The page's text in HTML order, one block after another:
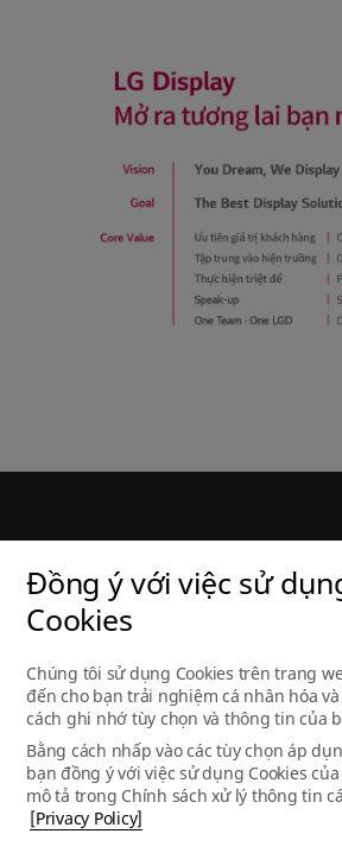
Chính sách xử lý thông tin cá nhân
Hỏi đáp/Đề xuất
Trang của các đối tác
BẢN QUYỀN ⓒ LG DISPLAY CO., LTD. ALL RIGHTS
Đồng ý với việc sử
Cookies
Chúng tôi sử dụng Cookies trên trang
đến cho bạn trải nghiệm cá nhân hóa
cách ghi nhớ tùy chọn và thông tin của
Bằng cách nhấp vào các tùy chọn áp
bạn đồng ý với việc sử dụng Cookies
mô tả trong Chính sách xử lý thông tin
[Privacy Policy]